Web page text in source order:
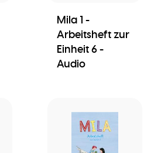
Mila 1 -
Arbeitsheft zur
Einheit 6 -
Audio